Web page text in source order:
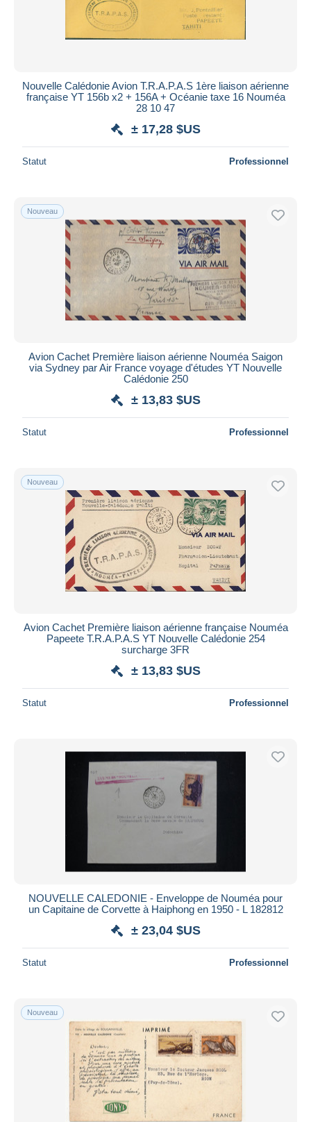
Nouvelle Calédonie Avion T.R.A.P.A.S 1ère liaison aérienne
française YT 156b x2 + 156A + Océanie taxe 16 Nouméa
28 10 47
± 17,28 $US
Statut Professionnel
Nouveau
Avion Cachet Première liaison aérienne Nouméa Saigon
via Sydney par Air France voyage d'études YT Nouvelle
Calédonie 250
± 13,83 $US
Statut Professionnel
Nouveau
Avion Cachet Première liaison aérienne française Nouméa
Papeete T.R.A.P.A.S YT Nouvelle Calédonie 254
surcharge 3FR
± 13,83 $US
Statut Professionnel
NOUVELLE CALEDONIE - Enveloppe de Nouméa pour
un Capitaine de Corvette à Haiphong en 1950 - L 182812
± 23,04 $US
Statut Professionnel
Nouveau